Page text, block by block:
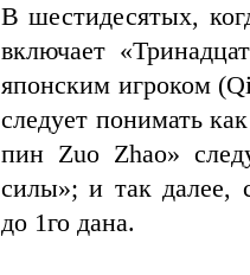
В шестидесятых,
включает
японским игроком
следует понимать
пин Zuo Zhao»
силы»; и так далее,
до 1го дана.